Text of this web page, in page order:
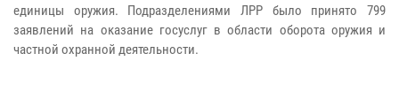
единицы оружия. Подразделениями ЛРР было принято 799
заявлений на оказание госуслуг в области оборота оружия и
частной охранной деятельности.